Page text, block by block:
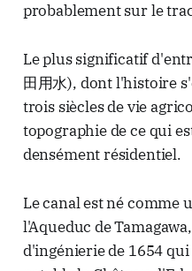
probablement sur le
Le plus significatif
田用水), dont l'histoire
trois siècles de vie
topographie de ce qui
densément résidentiel.
Le canal est né comme
l'Aqueduc de
d'ingénierie de 1654